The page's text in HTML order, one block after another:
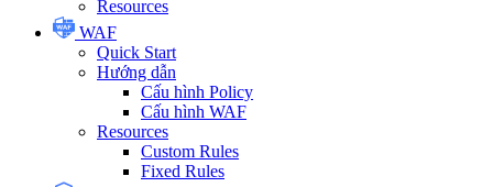
Resources
WAF
Quick Start
Hướng dẫn
Cấu hình Policy
Cấu hình WAF
Resources
Custom Rules
Fixed Rules